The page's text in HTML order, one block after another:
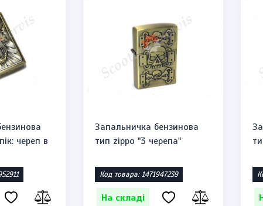
череп в
Запальничка бензинова
тип zippo "3 черепа"
Код товара: 1471947239
На складі